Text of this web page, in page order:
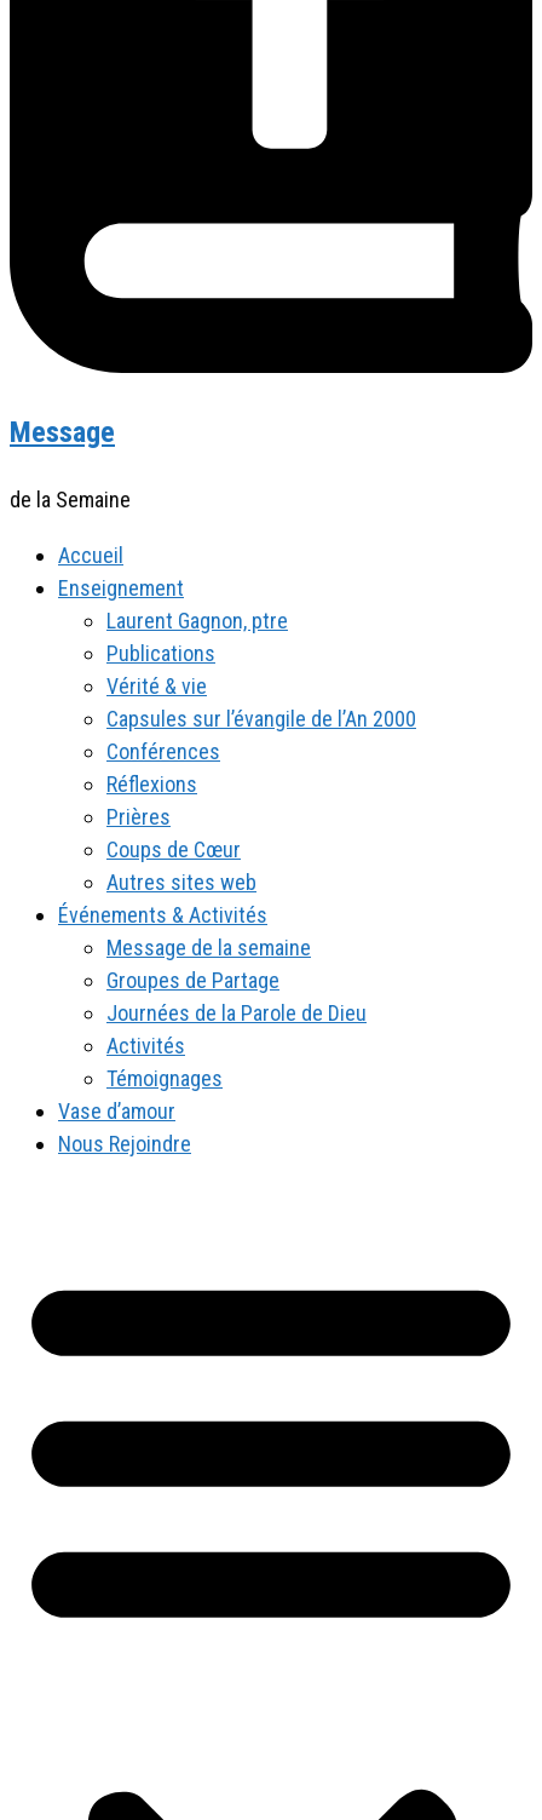
Message
de la Semaine
Accueil
Enseignement
Laurent Gagnon, ptre
Publications
Vérité & vie
Capsules sur l’évangile de l’An 2000
Conférences
Réflexions
Prières
Coups de Cœur
Autres sites web
Événements & Activités
Message de la semaine
Groupes de Partage
Journées de la Parole de Dieu
Activités
Témoignages
Vase d’amour
Nous Rejoindre